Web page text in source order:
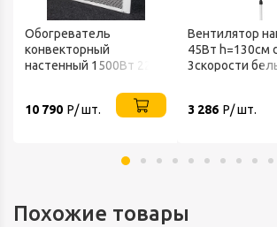
Обогреватель
конвекторный
настенный 1500Вт 220В
10 790 Р/ шт.
Вентилятор
45Вт h=130см
3скорости
3 286 Р/ шт.
Похожие товары